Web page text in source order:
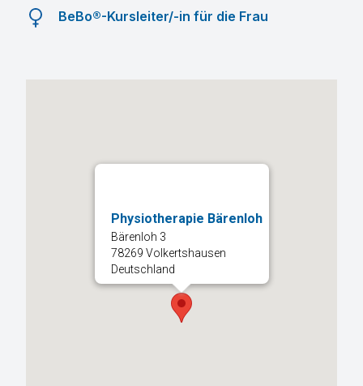
BeBo®-Kursleiter/-in für die Frau
Physiotherapie Bärenloh
Bärenloh 3
78269 Volkertshausen
Deutschland